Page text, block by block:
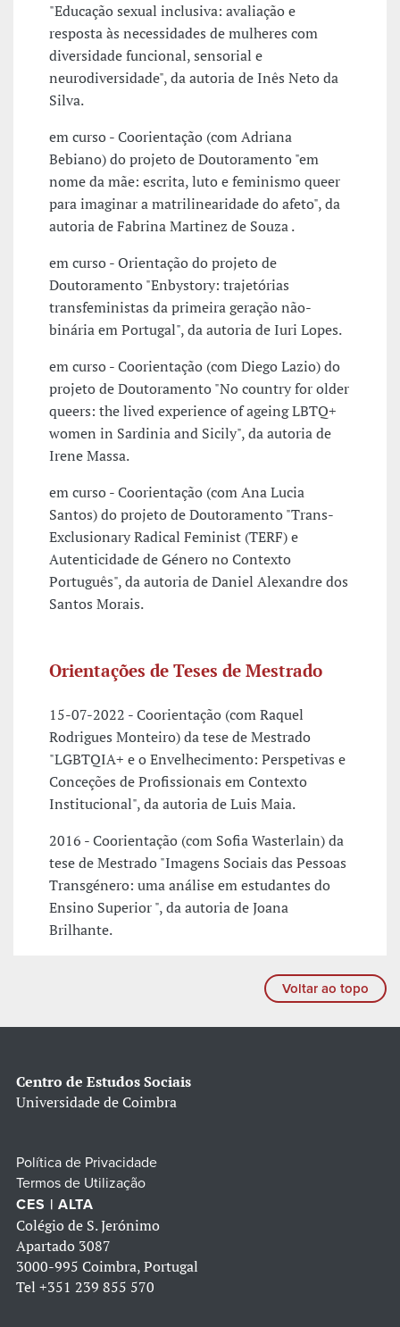
"Educação sexual inclusiva: avaliação e
resposta às necessidades de mulheres com
diversidade funcional, sensorial e
neurodiversidade", da autoria de Inês Neto da
Silva.
em curso - Coorientação (com Adriana
Bebiano) do projeto de Doutoramento "em
nome da mãe: escrita, luto e feminismo queer
para imaginar a matrilinearidade do afeto", da
autoria de Fabrina Martinez de Souza .
em curso - Orientação do projeto de
Doutoramento "Enbystory: trajetórias
transfeministas da primeira geração não-
binária em Portugal", da autoria de Iuri Lopes.
em curso - Coorientação (com Diego Lazio) do
projeto de Doutoramento "No country for older
queers: the lived experience of ageing LBTQ+
women in Sardinia and Sicily", da autoria de
Irene Massa.
em curso - Coorientação (com Ana Lucia
Santos) do projeto de Doutoramento "Trans-
Exclusionary Radical Feminist (TERF) e
Autenticidade de Género no Contexto
Português", da autoria de Daniel Alexandre dos
Santos Morais.
Orientações de Teses de Mestrado
15-07-2022 - Coorientação (com Raquel
Rodrigues Monteiro) da tese de Mestrado
"LGBTQIA+ e o Envelhecimento: Perspetivas e
Conceções de Profissionais em Contexto
Institucional", da autoria de Luis Maia.
2016 - Coorientação (com Sofia Wasterlain) da
tese de Mestrado "Imagens Sociais das Pessoas
Transgénero: uma análise em estudantes do
Ensino Superior ", da autoria de Joana
Brilhante.
Voltar ao topo
Centro de Estudos Sociais
Universidade de Coimbra
Política de Privacidade
Termos de Utilização
CES | ALTA
Colégio de S. Jerónimo
Apartado 3087
3000-995 Coimbra, Portugal
Tel +351 239 855 570